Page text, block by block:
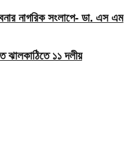
নাগরিক সংলাপে- ডা. এস এম
ঝালকাঠিতে ১১ দলীয়